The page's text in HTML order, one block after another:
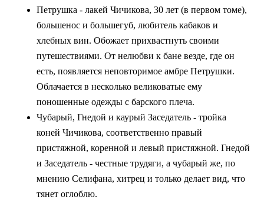
Петрушка - лакей Чичикова, 30 лет (в первом томе),
большенос и большегуб, любитель кабаков и
хлебных вин. Обожает прихвастнуть своими
путешествиями. От нелюбви к бане везде, где он
есть, появляется неповторимое амбре Петрушки.
Облачается в несколько великоватые ему
поношенные одежды с барского плеча.
Чубарый, Гнедой и каурый Заседатель - тройка
коней Чичикова, соответственно правый
пристяжной, коренной и левый пристяжной. Гнедой
и Заседатель - честные трудяги, а чубарый же, по
мнению Селифана, хитрец и только делает вид, что
тянет оглоблю.